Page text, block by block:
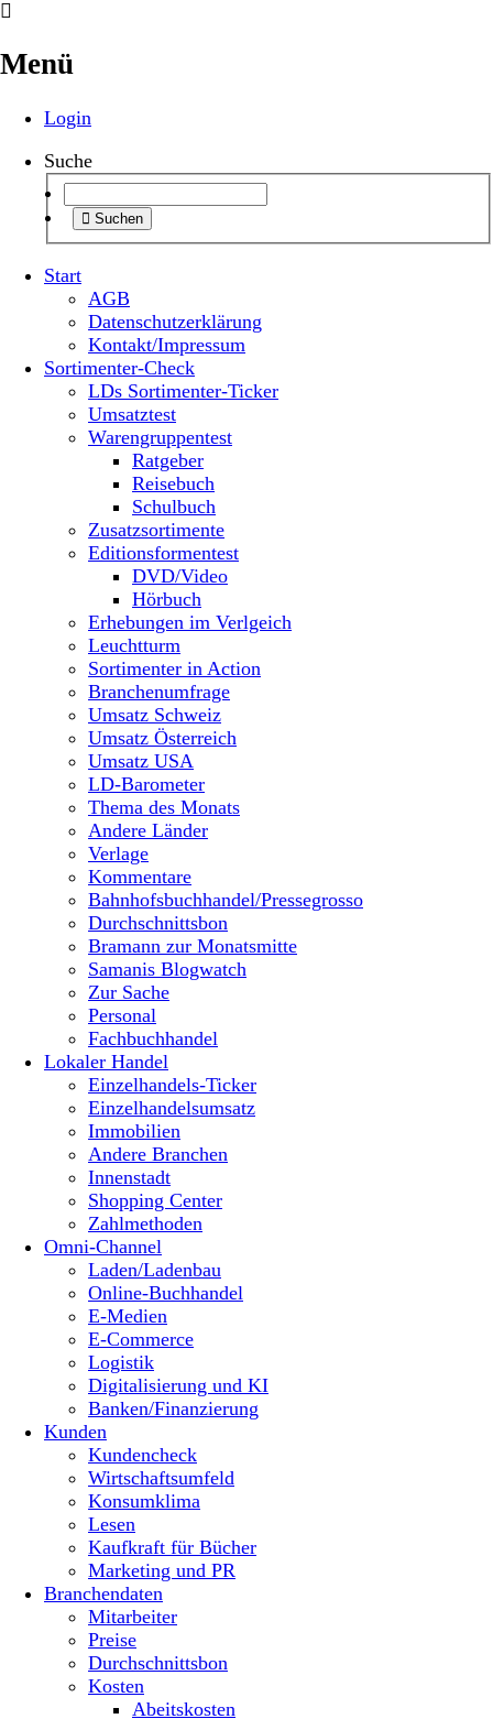
Menü
Login
Suche
Suchen
Start
AGB
Datenschutzerklärung
Kontakt/Impressum
Sortimenter-Check
LDs Sortimenter-Ticker
Umsatztest
Warengruppentest
Ratgeber
Reisebuch
Schulbuch
Zusatzsortimente
Editionsformentest
DVD/Video
Hörbuch
Erhebungen im Verlgeich
Leuchtturm
Sortimenter in Action
Branchenumfrage
Umsatz Schweiz
Umsatz Österreich
Umsatz USA
LD-Barometer
Thema des Monats
Andere Länder
Verlage
Kommentare
Bahnhofsbuchhandel/Pressegrosso
Durchschnittsbon
Bramann zur Monatsmitte
Samanis Blogwatch
Zur Sache
Personal
Fachbuchhandel
Lokaler Handel
Einzelhandels-Ticker
Einzelhandelsumsatz
Immobilien
Andere Branchen
Innenstadt
Shopping Center
Zahlmethoden
Omni-Channel
Laden/Ladenbau
Online-Buchhandel
E-Medien
E-Commerce
Logistik
Digitalisierung und KI
Banken/Finanzierung
Kunden
Kundencheck
Wirtschaftsumfeld
Konsumklima
Lesen
Kaufkraft für Bücher
Marketing und PR
Branchendaten
Mitarbeiter
Preise
Durchschnittsbon
Kosten
Abeitskosten